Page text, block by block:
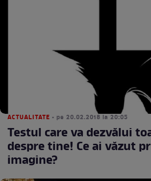
ACTUALITATE • pe 20.02.2018 la 20:05
Testul care va dezvălui
despre tine! Ce ai văzut
imagine?